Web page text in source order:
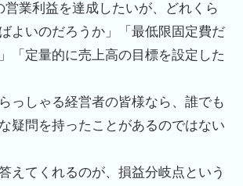
営業利益を達成したいが、どれくら
よいのだろうか」「最低限固定費だ
「定量的に売上高の目標を設定した
っしゃる経営者の皆様なら、誰でも
疑問を持ったことがあるのではない
えてくれるのが、損益分岐点という